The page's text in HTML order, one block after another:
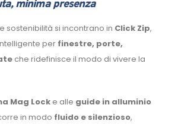
minima presenza
sostenibilità si incontrano in Click Zip,
per finestre, porte,
che ridefinisce il modo di vivere la
Mag Locke alle guide in alluminio
in modo fluido e silenzioso,